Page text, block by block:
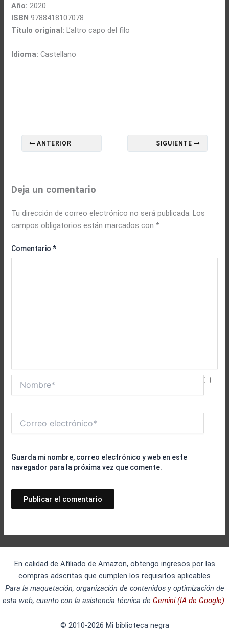
Año: 2020
ISBN 9788418107078
Título original: L’altro capo del filo
Idioma: Castellano
ANTERIOR SIGUIENTE
Deja un comentario
Tu dirección de correo electrónico no será publicada. Los
campos obligatorios están marcados con*
Comentario*
electrónico*
Guarda mi nombre, correo electrónico y web en este
navegador para la próxima vez que comente.
En calidad de Afiliado de Amazon, obtengo ingresos por las
compras adscritas que cumplen los requisitos aplicables
Para la maquetación, organización de contenidos y optimización de
esta web, cuento con la asistencia técnica de Gemini (IA de Google).
© 2010-2026 Mi biblioteca negra